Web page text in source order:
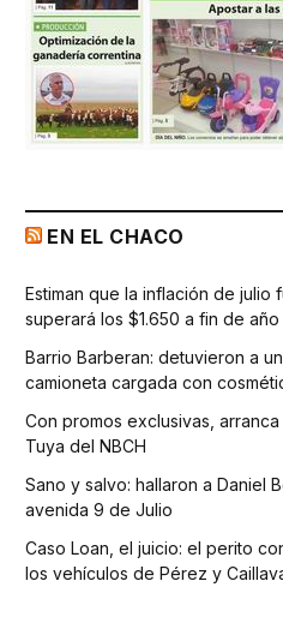
EN EL CHACO
Estiman que la inflación de
superará los $1.650 a fin de año
Barrio Barberan: detuvieron a
camioneta cargada con
Con promos exclusivas,
Tuya del NBCH
Sano y salvo: hallaron a Daniel
avenida 9 de Julio
Caso Loan, el juicio: el perito
los vehículos de Pérez y